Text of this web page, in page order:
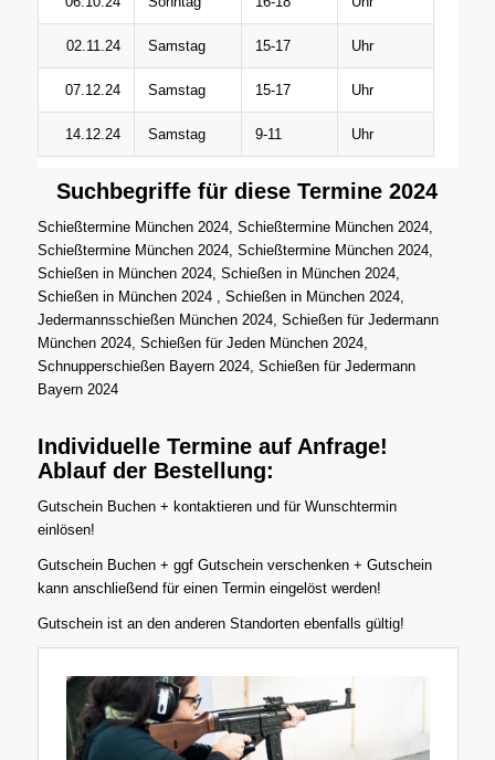
02.11.24 Samstag 15-17 Uhr
07.12.24 Samstag 15-17 Uhr
14.12.24 Samstag 9-11 Uhr
Suchbegriffe für diese Termine 2024
Schießtermine München 2024, Schießtermine München 2024,
Schießtermine München 2024, Schießtermine München 2024,
Schießen in München 2024, Schießen in München 2024,
Schießen in München 2024 , Schießen in München 2024,
Jedermannsschießen München 2024, Schießen für Jedermann
München 2024, Schießen für Jeden München 2024,
Schnupperschießen Bayern 2024, Schießen für Jedermann
Bayern 2024
Individuelle Termine auf Anfrage!
Ablauf der Bestellung:
Gutschein Buchen + kontaktieren und für Wunschtermin
einlösen!
Gutschein Buchen + ggf Gutschein verschenken + Gutschein
kann anschließend für einen Termin eingelöst werden!
Gutschein ist an den anderen Standorten ebenfalls gültig!